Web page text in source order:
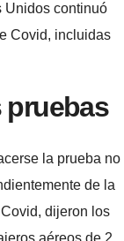
Unidos continuó
Covid, incluidas
pruebas
la prueba no
de la
dijeron los
aéreos de 2